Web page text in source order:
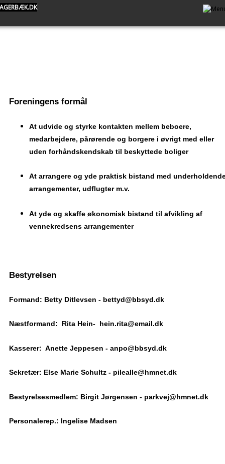
AGERBÆK.DK
Foreningens formål
At udvide og styrke kontakten mellem beboere,
medarbejdere, pårørende og borgere i øvrigt med eller
uden forhåndskendskab til beskyttede boliger
At arrangere og yde praktisk bistand med
arrangementer, udflugter m.v.
At yde og skaffe økonomisk bistand til afvikling af
vennekredsens arrangementer
Bestyrelsen
Formand: Betty Ditlevsen - bettyd@bbsyd.dk
Næstformand: Rita Hein- hein.rita@email.dk
Kasserer: Anette Jeppesen - anpo@bbsyd.dk
Sekretær: Else Marie Schultz - pilealle@hmnet.dk
Bestyrelsesmedlem: Birgit Jørgensen - parkvej@hmnet.dk
Personalerep.: Ingelise Madsen